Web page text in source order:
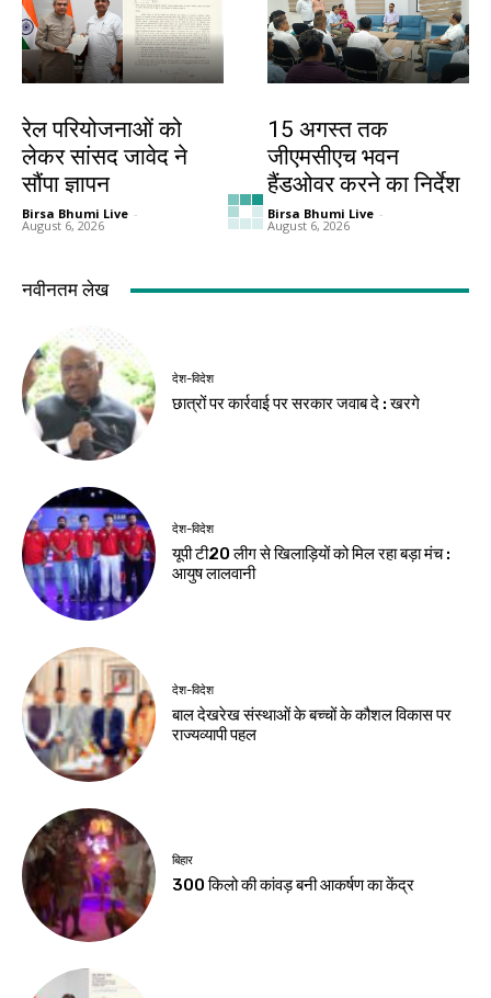
रेल परियोजनाओं को
लेकर सांसद जावेद ने
सौंपा ज्ञापन
Birsa Bhumi Live -
August 6, 2026
15 अगस्त तक
जीएमसीएच भवन
हैंडओवर करने का निर्देश
Birsa Bhumi Live -
August 6, 2026
झारखंड न्यूज़
मांगें नहीं मानी गईं तो
देशभर के युवा झारखंड
Birsa Bhumi Live
August 6, 2026
जेपीएससी मुद्दे पर
झारखंड न्यूज़
विधानसभा सत्र शुरू,
अध्यक्ष का स्वागत
Birsa Bhumi Live -
August 6, 2026
नवीनतम लेख